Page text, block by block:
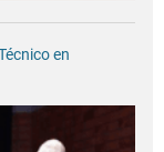
en